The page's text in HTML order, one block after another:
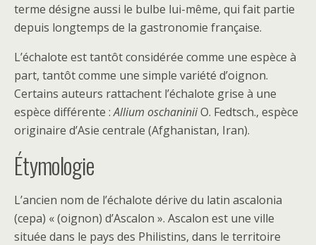
terme désigne aussi le bulbe lui-même, qui fait partie
depuis longtemps de la gastronomie française.
L’échalote est tantôt considérée comme une espèce à
part, tantôt comme une simple variété d’oignon.
Certains auteurs rattachent l’échalote grise à une
espèce différente :Allium oschaniniiO. Fedtsch., espèce
originaire d’Asie centrale (Afghanistan, Iran).
Étymologie
L’ancien nom de l’échalote dérive du latin ascalonia
(cepa) « (oignon) d’Ascalon ». Ascalon est une ville
située dans le pays des Philistins, dans le territoire